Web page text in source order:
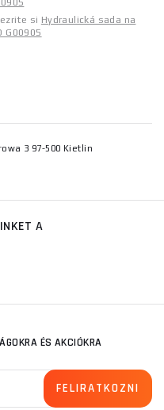
si Hydraulická sada na
G00905
3 97-500 Kietlin
A
ÉS AKCIÓKRA